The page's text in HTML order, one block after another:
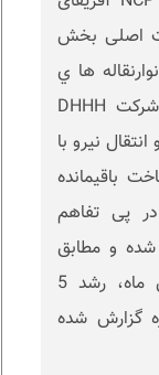
اصلی بخش
ها ي
ناحیه سنگ شکن، استکر و ریکلایمر) با شرکت DHHH
نیرو با
باقیمانده
پی تفاهم
شده و مطابق
آخرین صورت فعالیت پروژه در بهمن ماه، رشد 5
گزارش شده